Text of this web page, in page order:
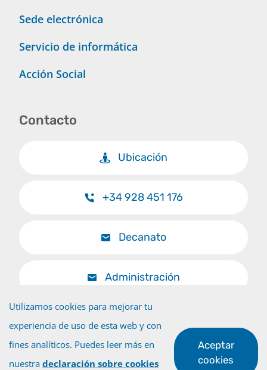
Sede electrónica
Servicio de informática
Acción Social
Contacto
Ubicación
+34 928 451 176
Decanato
Administración
Utilizamos cookies para mejorar tu
experiencia de uso de esta web y con
fines analíticos. Puedes leer más en
nuestra declaración sobre cookies
Aceptar
cookies